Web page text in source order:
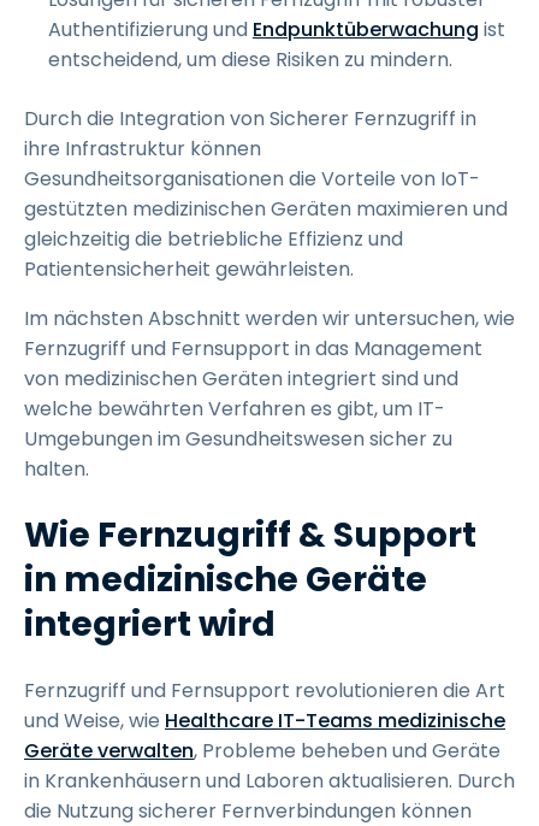
Authentifizierung und Endpunktüberwachung ist
entscheidend, um diese Risiken zu mindern.
Durch die Integration von Sicherer Fernzugriff in
ihre Infrastruktur können
Gesundheitsorganisationen die Vorteile von IoT-
gestützten medizinischen Geräten maximieren und
gleichzeitig die betriebliche Effizienz und
Patientensicherheit gewährleisten.
Im nächsten Abschnitt werden wir untersuchen, wie
Fernzugriff und Fernsupport in das Management
von medizinischen Geräten integriert sind und
welche bewährten Verfahren es gibt, um IT-
Umgebungen im Gesundheitswesen sicher zu
halten.
Wie Fernzugriff & Support
in medizinische Geräte
integriert wird
Fernzugriff und Fernsupport revolutionieren die Art
und Weise, wie Healthcare IT-Teams medizinische
Geräte verwalten, Probleme beheben und Geräte
in Krankenhäusern und Laboren aktualisieren. Durch
die Nutzung sicherer Fernverbindungen können